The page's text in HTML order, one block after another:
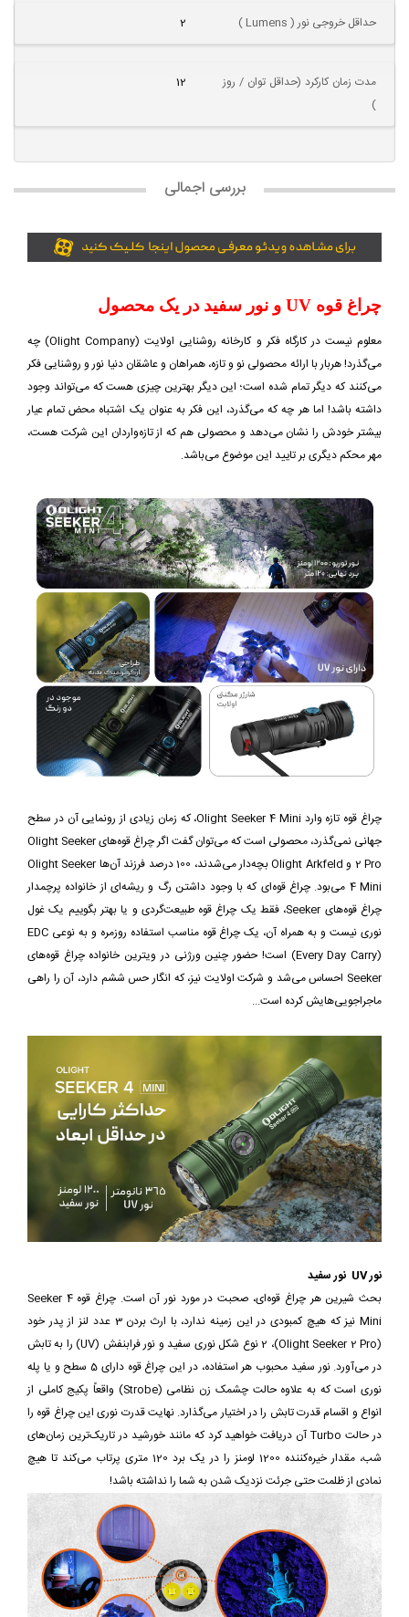
حداقل خروجی نور ( Lumens ) 2
مدت زمان کارکرد (حداقل توان / روز
)
12
بررسی اجمالی
چراغ قوه UV و نور سفید در یک محصول
معلوم نیست در کارگاه فکر و کارخانه روشنایی اولایت (Olight Company) چه
می‌گذرد! هربار با ارائه محصولی نو و تازه، همراهان و عاشقان دنیا نور و روشنایی فکر
می‌کنند که دیگر تمام شده است؛ این دیگر بهترین چیزی هست که می‌تواند وجود
داشته باشد! اما هر چه که می‌گذرد، این فکر به عنوان یک اشتباه محض تمام عیار
بیشتر خودش را نشان می‌دهد و محصولی هم که از تازه‌واردان این شرکت هست،
مهر محکم دیگری بر تایید این موضوع می‌باشد.
چراغ قوه تازه وارد Olight Seeker 4 Mini، که زمان زیادی از رونمایی آن در سطح
جهانی نمی‌گذرد، محصولی است که می‌توان گفت اگر چراغ قوه‌های Olight Seeker
2 Pro و Olight Arkfeld بچه‌دار می‌شدند، 100 درصد فرزند آن‌ها Olight Seeker
4 Mini می‌بود. چراغ قوه‌ای که با وجود داشتن رگ و ریشه‌ای از خانواده پرچمدار
چراغ قوه‌های Seeker، فقط یک چراغ قوه طبیعت‌گردی و یا بهتر بگوییم یک غول
نوری نیست و به همراه آن، یک چراغ قوه مناسب استفاده روزمره و به نوعی EDC
(Every Day Carry) است! حضور چنین ورژنی در ویترین خانواده چراغ قوه‌های
Seeker احساس می‌شد و شرکت اولایت نیز، که انگار حس ششم دارد، آن را راهی
ماجراجویی‌هایش کرده است...
نور UV نور سفید
بحث شیرین هر چراغ قوه‌ای، صحبت در مورد نور آن‌ است. چراغ قوه Seeker 4
Mini نیز که هیچ کمبودی در این زمینه ندارد، با ارث بردن 3 عدد لنز از پدر خود
(Olight Seeker 2 Pro)، 2 نوع شکل نوری سفید و نور فرابنفش (UV) را به تابش
در می‌آورد. نور سفید محبوب هر استفاده، در این چراغ قوه دارای 5 سطح و یا پله
نوری است که به علاوه حالت چشمک زن نظامی (Strobe) واقعاً پکیج کاملی از
انواع و اقسام قدرت تابش را در اختیار می‌گذارد. نهایت قدرت نوری این چراغ قوه را
در حالت Turbo آن دریافت خواهید کرد که مانند خورشید در تاریک‌ترین زمان‌های
شب، مقدار خیره‌کننده 1200 لومنز را در یک برد 120 متری پرتاب می‌کند تا هیچ
نمادی از ظلمت حتی جرئت نزدیک شدن به شما را نداشته باشد!